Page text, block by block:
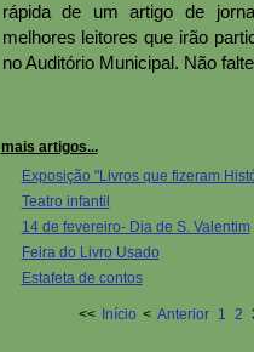
rápida de um artigo de
melhores leitores que irão
no Auditório Municipal. Não
mais artigos...
Exposição "Livros que fizeram
Teatro infantil
14 de fevereiro- Dia de S. Valentim
Feira do Livro Usado
Estafeta de contos
<< Início < Anterior 1 2